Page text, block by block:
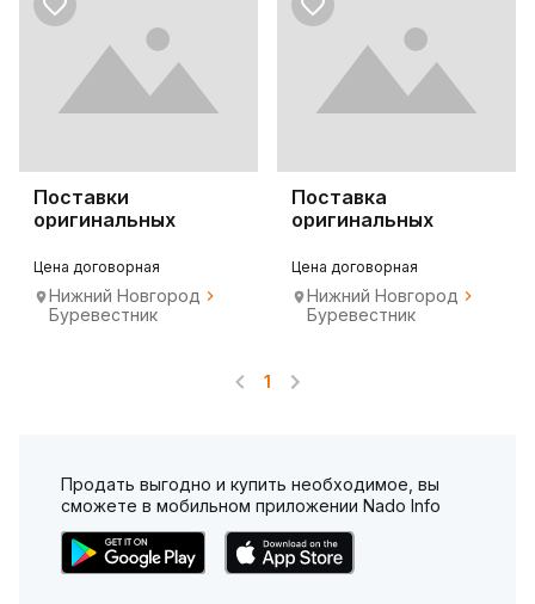
Поставки
оригинальных
Цена договорная
Нижний Новгород
Буревестник
Поставка
оригинальных
Цена договорная
Нижний Новгород
Буревестник
1
Продать выгодно и купить необходимое, вы
сможете в мобильном приложении Nado Info